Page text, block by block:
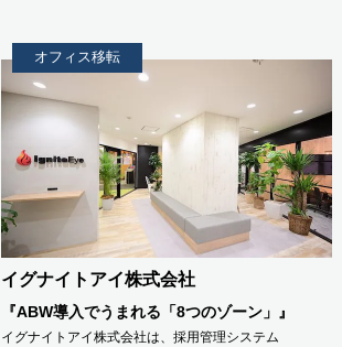
オフィス移転
イグナイトアイ株式会社
『ABW導入でうまれる「8つのゾーン」』
イグナイトアイ株式会社は、採用管理システム